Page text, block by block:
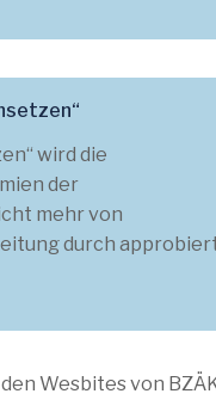
wird die
der
mehr von
durch
Wesbites von